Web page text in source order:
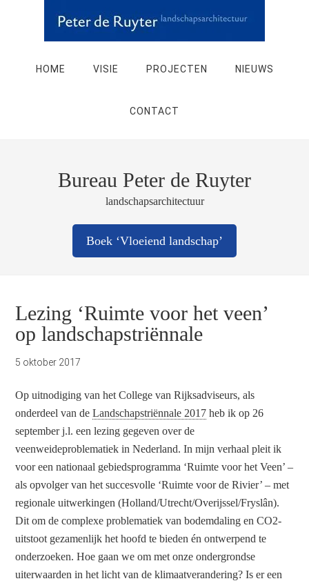
HOME VISIE PROJECTEN NIEUWS
CONTACT
Bureau Peter de Ruyter
landschapsarchitectuur
Boek ‘Vloeiend landschap’
Lezing ‘Ruimte voor het veen’
op landschapstriënnale
5 oktober 2017
Op uitnodiging van het College van Rijksadviseurs, als
onderdeel van deLandschapstriënnale 2017 heb ik op 26
september j.l. een lezing gegeven over de
veenweideproblematiek in Nederland. In mijn verhaal pleit ik
voor een nationaal gebiedsprogramma ‘Ruimte voor het Veen’ –
als opvolger van het succesvolle ‘Ruimte voor de Rivier’ – met
regionale uitwerkingen (Holland/Utrecht/Overijssel/Fryslân).
Dit om de complexe problematiek van bodemdaling en CO2-
uitstoot gezamenlijk het hoofd te bieden én ontwerpend te
onderzoeken. Hoe gaan we om met onze ondergrondse
uiterwaarden in het licht van de klimaatverandering? Is er een